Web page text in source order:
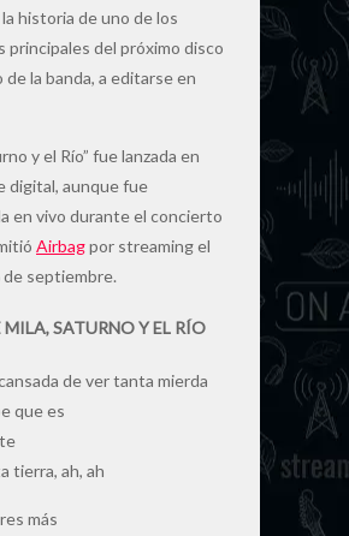
historia de uno de los
principales del próximo disco
la banda, a editarse en
y el Río” fue lanzada en
digital, aunque fue
en vivo durante el concierto
Airbagpor streaming el
de septiembre.
MILA, SATURNO Y EL RÍO
de ver tanta mierda
que es
tierra, ah, ah
más